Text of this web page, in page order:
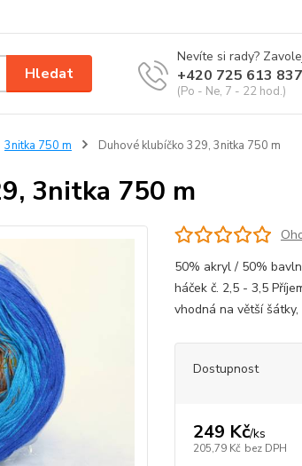
Hledat
Nevíte si rady?
+420 725 613 837
(Po - Ne, 7 - 22 hod.)
3nitka 750 m Duhové klubíčko 329, 3nitka 750 m
3nitka 750 m
50% akryl / 50%
háček č. 2,5 - 3,5
vhodná na větší šátky,
Dostupnost
249 Kč/ks
205,79 Kč bez DPH